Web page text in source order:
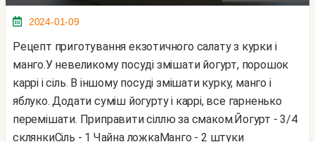
2024-01-09
Рецепт приготування екзотичного салату з курки і
манго.У невеликому посуді змішати йогурт, порошок
каррі і сіль. В іншому посуді змішати курку, манго і
яблуко. Додати суміш йогурту і каррі, все гарненько
перемішати. Приправити сіллю за смаком.Йогурт - 3/4
склянкиСіль - 1 Чайна ложкаМанго - 2 штуки